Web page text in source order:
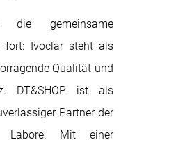
die gemeinsame
fort: Ivoclar steht als
Qualität und
DT&SHOP ist als
Partner der
Labore. Mit einer